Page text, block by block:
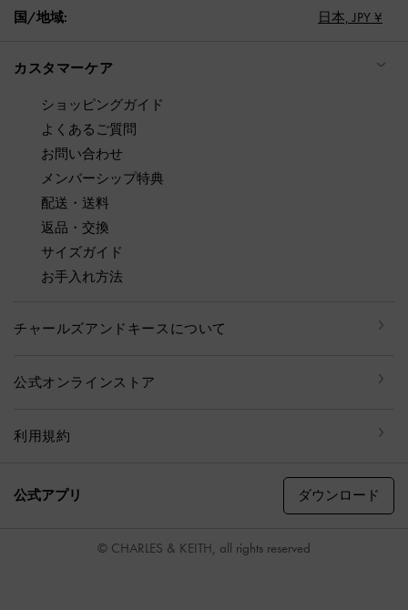
国/地域: 日本, JPY ¥
カスタマーケア
ショッピングガイド
よくあるご質問
お問い合わせ
メンバーシップ特典
配送・送料
返品・交換
サイズガイド
お手入れ方法
チャールズアンドキースについて
公式オンラインストア
利用規約
公式アプリ ダウンロード
© CHARLES & KEITH, all rights reserved